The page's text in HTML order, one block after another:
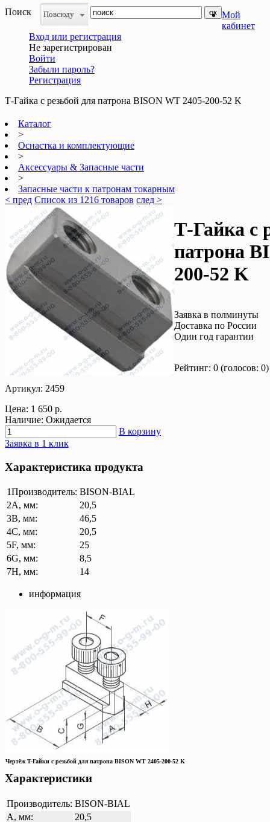
Поиск
Повсюду
Мой
кабинет
Вход или регистрация
Не зарегистрирован
Войти
Забыли пароль?
Регистрация
Т-Гайка с резьбой для патрона BISON WT 2405-200-52 K
Каталог
>
Оснастка и комплектующие
>
Аксессуары & Запасные части
>
Запасные части к патронам токарным
< пред Список из 1216 товаров след >
Т-Гайка с
патрона
200-52 K
Заявка в полминуты
Доставка по России
Один год гарантии
Рейтинг: 0 (голосов: 0)
Артикул: 2459
Цена: 1 650 р.
Наличие: Ожидается
В корзину
Заявка в 1 клик
Характеристика продукта
1Производитель: BISON-BIAL
2A, мм:
20,5
3B, мм:
46,5
4C, мм:
20,5
5F, мм:
25
6G, мм:
8,5
7H, мм: 14
информация
Чертёж T-Гайки с резьбой для патрона BISON WT2405-200-52 K
Характеристики
Производитель: BISON-BIAL
A, мм:
20,5